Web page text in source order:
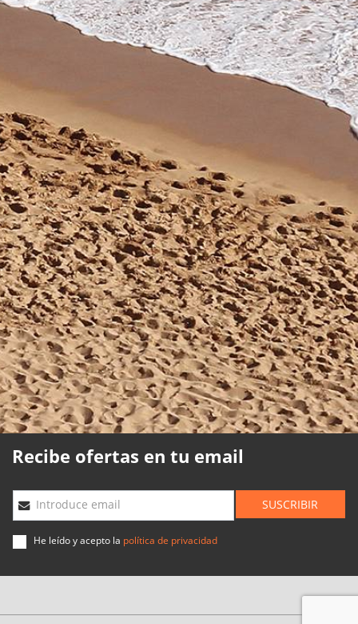
Reformas
Información de interés
Son Bou
Menorca
Blog
Acceso agencias
Avisos legales
Política de privacidad
Política de cookies
Política de calidad
Mapa web
Planning agencias
Desarrollado
por
Binary
Menorca
Recibe ofertas en tu email
Introduce email SUSCRIBIR
He leído y acepto la política de privacidad